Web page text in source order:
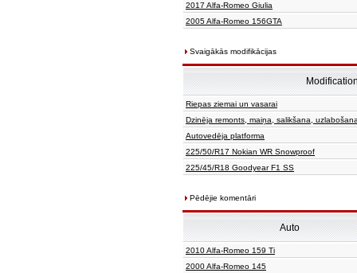
2017 Alfa-Romeo Giulia
2005 Alfa-Romeo 156GTA
Svaigākās modifikācijas
Riepas ziemai un vasarai
Dzinēja remonts, maiņa, salikšana,
Autovedēja platforma
225/50/R17 Nokian WR Snowproof
225/45/R18 Goodyear F1 SS
Pēdējie komentāri
Auto
2010 Alfa-Romeo 159 Ti
2000 Alfa-Romeo 145